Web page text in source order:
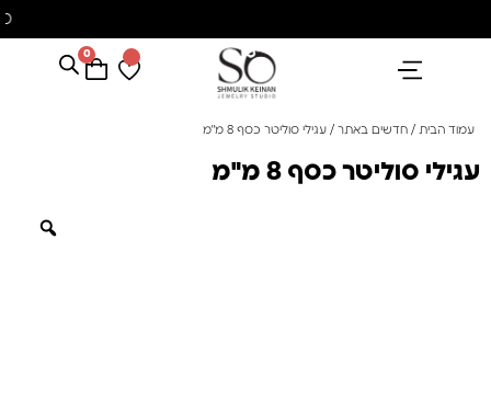
0
עמוד הבית / חדשים באתר / עגילי סוליטר כסף 8 מ"מ
עגילי סוליטר כסף 8 מ"מ